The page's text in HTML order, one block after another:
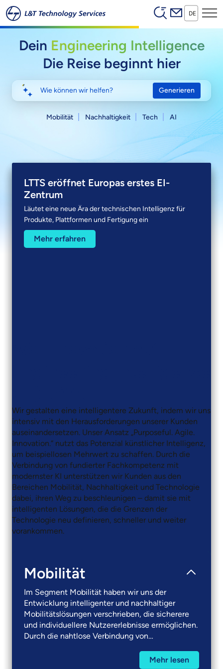
Zum Hauptinhalt springen Header
DE
Dein Engineering Intelligence
Die Reise beginnt hier
Generieren
Mobilität Nachhaltigkeit Tech AI
LTTS geht eine Partnerschaft mit
Anthropic ein
Einsatz von „Engineering Intelligence“ auf Basis von
Claude zur Beschleunigung der Produktentwicklung und
Fertigung
Mehr erfahren
Einführung von LTTS Ainfonix™
KI-Plattform, die technische Artefakte in technische
Erkenntnisse umwandelt
LTTS eröffnet Europas erstes EI-
Zentrum
Läutet eine neue Ära der technischen Intelligenz für
Produkte, Plattformen und Fertigung ein
Mehr erfahren
Wir gestalten eine intelligentere Zukunft, indem wir uns
intensiv mit den Herausforderungen unserer Kunden
auseinandersetzen. Unser Ansatz „Purposeful. Agile.
Innovation.“ nutzt das Potenzial künstlicher Intelligenz,
um beispiellosen Mehrwert zu schaffen. Durch die
Verbindung von fundierter Fachkompetenz mit
modernster KI unterstützen wir Kunden aus den
Bereichen Mobilität, Nachhaltigkeit und Technologie
dabei, ihren Weg zu beschleunigen – damit sie mit
intelligenten Lösungen, die die Grenzen der
Technologie neu definieren, schneller und weiter
vorankommen.​
Mobilität
Im Segment Mobilität haben wir uns der
Entwicklung intelligenter und nachhaltiger
Mobilitätslösungen verschrieben, die sicherere
und individuellere Nutzererlebnisse ermöglichen.
Durch die nahtlose Verbindung von
innovative Lösungen, die den Transport von
Mehr lesen